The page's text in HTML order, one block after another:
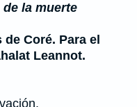
la muerte
Coré. Para el
Leannot.